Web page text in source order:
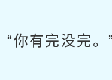
你有完没完。”